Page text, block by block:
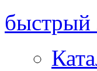
быстрый